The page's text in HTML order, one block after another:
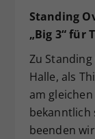
Standing
„Big 3“ für
Zu
Halle, als
am
bekanntlich
beenden